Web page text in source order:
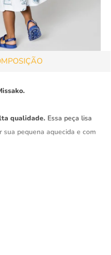
qualidade. Essa peça lisa
pequena aquecida e com